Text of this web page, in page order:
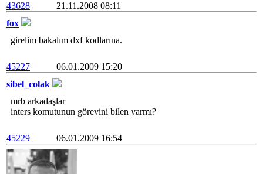
43628
21.11.2008 08:11
fox
girelim bakalım dxf kodlarına.
45227
06.01.2009 15:20
sibel_colak
mrb arkadaşlar
inters komutunun görevini bilen varmı?
45229 06.01.2009 16:54